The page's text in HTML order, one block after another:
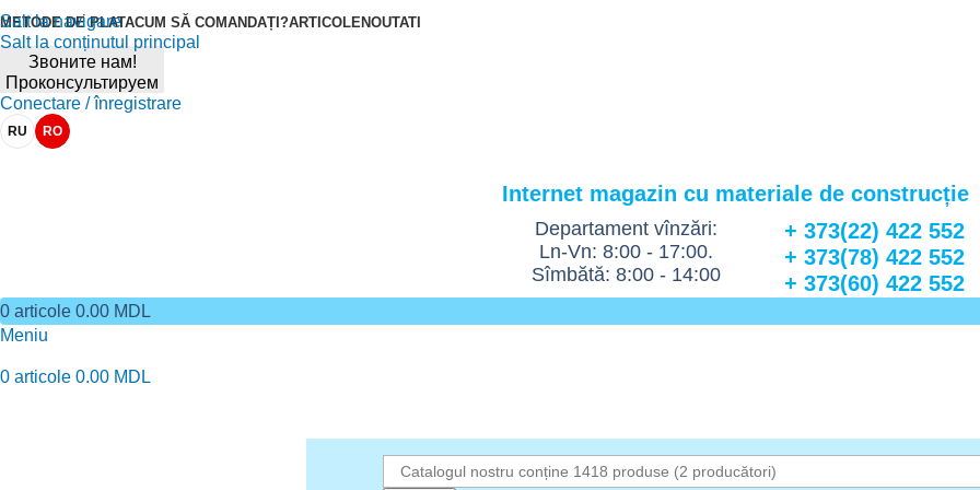
Salt la navigare
Salt la conținutul principal
METODE DE PLATACUM SĂ COMANDAȚI?ARTICOLENOUTATI
Звоните нам!
Проконсультируем
Conectare / înregistrare
RU RO
Internet magazin cu materiale de construcție
Departament vînzări:
Ln-Vn: 8:00 - 17:00.
Sîmbătă: 8:00 - 14:00
+ 373(22) 422 552
+ 373(78) 422 552
+ 373(60) 422 552
0 articole 0.00 MDL
Meniu
0 articole 0.00 MDL